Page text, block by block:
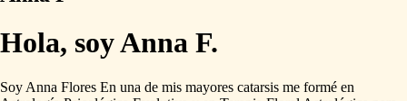
Hola, soy Anna F.
Soy Anna Flores En una de mis mayores catarsis me formé en